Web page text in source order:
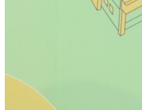
高雄市8月7日舉行2026城鎮韌
行政區及10處關鍵基礎設施同